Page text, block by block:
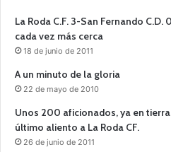
La Roda C.F. 3-San Fernando
cada vez más cerca
18 de junio de 2011
A un minuto de la gloria
22 de mayo de 2010
Unos 200 aficionados, ya en
último aliento a La Roda CF.
26 de junio de 2011